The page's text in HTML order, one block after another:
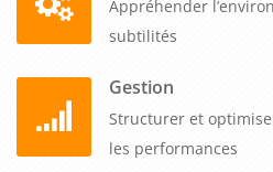
pouvez proposer de poursuivre
présentation.
Écouter les objections et
préoccupations
Appréhender
subtilités
Gestion
Structurer et
les performances